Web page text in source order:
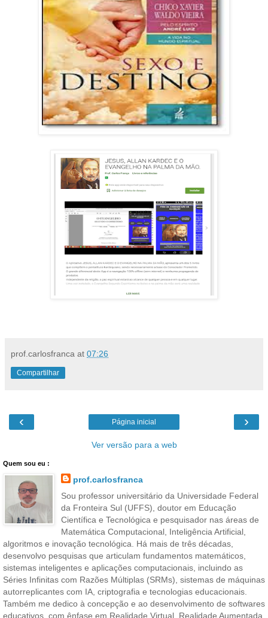
prof.carlosfranca at 07:26
Compartilhar
‹ ›
Página inicial
Ver versão para a web
Quem sou eu :
prof.carlosfranca
Sou professor universitário da Universidade Federal
da Fronteira Sul (UFFS), doutor em Educação
Científica e Tecnológica e pesquisador nas áreas de
Matemática Computacional, Inteligência Artificial,
algoritmos e inovação tecnológica. Há mais de três décadas,
desenvolvo pesquisas que articulam fundamentos matemáticos,
sistemas inteligentes e aplicações computacionais, incluindo as
Séries Infinitas com Razões Múltiplas (SRMs), sistemas de máquinas
autorreplicantes com IA, criptografia e tecnologias educacionais.
Também me dedico à concepção e ao desenvolvimento de softwares
educativos, com ênfase em Realidade Virtual, Realidade Aumentada